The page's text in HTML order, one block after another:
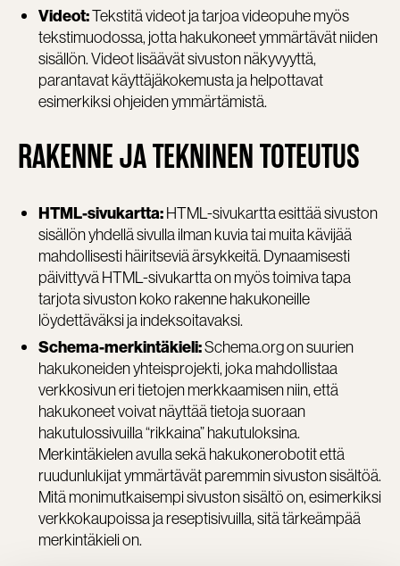
Videot:Tekstitä videot ja tarjoa videopuhe myös
tekstimuodossa, jotta hakukoneet ymmärtävät niiden
sisällön. Videot lisäävät sivuston näkyvyyttä,
parantavat käyttäjäkokemusta ja helpottavat
esimerkiksi ohjeiden ymmärtämistä.
RAKENNE JA TEKNINEN TOTEUTUS
HTML-sivukartta:HTML-sivukartta esittää sivuston
sisällön yhdellä sivulla ilman kuvia tai muita kävijää
mahdollisesti häiritseviä ärsykkeitä. Dynaamisesti
päivittyvä HTML-sivukartta on myös toimiva tapa
tarjota sivuston koko rakenne hakukoneille
löydettäväksi ja indeksoitavaksi.
Schema-merkintäkieli:Schema.org on suurien
hakukoneiden yhteisprojekti, joka mahdollistaa
verkkosivun eri tietojen merkkaamisen niin, että
hakukoneet voivat näyttää tietoja suoraan
hakutulossivuilla “rikkaina” hakutuloksina.
Merkintäkielen avulla sekä hakukonerobotit että
ruudunlukijat ymmärtävät paremmin sivuston sisältöä.
Mitä monimutkaisempi sivuston sisältö on, esimerkiksi
verkkokaupoissa ja reseptisivuilla, sitä tärkeämpää
merkintäkieli on.